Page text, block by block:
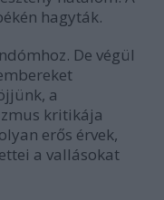
hagyták.
De végül
a
kritikája
erős érvek,
a vallásokat